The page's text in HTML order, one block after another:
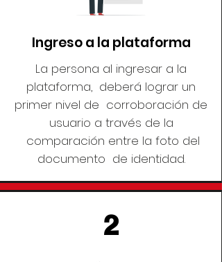
Ingreso a la plataforma
La persona al ingresar a la
plataforma, deberá lograr un
primer nivel de corroboración de
usuario a través de la
comparación entre la foto del
documento de identidad.
2